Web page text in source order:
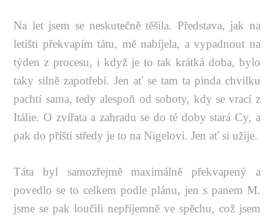
Na let jsem se neskutečně těšila. Představa, jak na
letišti překvapím tátu, mě nabíjela, a vypadnout na
týden z procesu, i když je to tak krátká doba, bylo
taky silně zapotřebí. Jen ať se tam ta pinda chvilku
pachtí sama, tedy alespoň od soboty, kdy se vrací z
Itálie. O zvířata a zahradu se do té doby stará Cy, a
pak do příští středy je to na Nigelovi. Jen ať si užije.
Táta byl samozřejmě maximálně překvapený a
povedlo se to celkem podle plánu, jen s panem M.
jsme se pak loučili nepříjemně ve spěchu, což jsem